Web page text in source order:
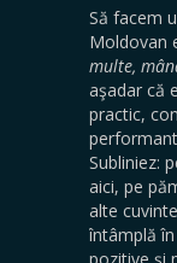
Să facem
Moldovan
multe,
aşadar că
practic,
Subliniez:
aici, pe
alte
întâmplă
pozitive şi